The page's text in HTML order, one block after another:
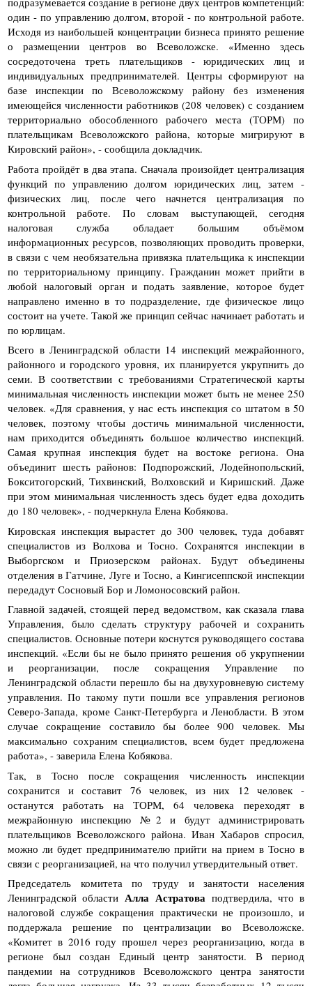
один - по управлению долгом, второй - по контрольной работе.
Исходя из наибольшей концентрации бизнеса принято решение
о размещении центров во Всеволожске. «Именно здесь
сосредоточена треть плательщиков - юридических лиц и
индивидуальных предпринимателей. Центры сформируют на
базе инспекции по Всеволожскому району без изменения
имеющейся численности работников (208 человек) с созданием
территориально обособленного рабочего места (ТОРМ) по
плательщикам Всеволожского района, которые мигрируют в
Кировский район», - сообщила докладчик.
Работа пройдёт в два этапа. Сначала произойдет централизация
функций по управлению долгом юридических лиц, затем -
физических лиц, после чего начнется централизация по
контрольной работе. По словам выступающей, сегодня
налоговая служба обладает большим объёмом
информационных ресурсов, позволяющих проводить проверки,
в связи с чем необязательна привязка плательщика к инспекции
по территориальному принципу. Гражданин может прийти в
любой налоговый орган и подать заявление, которое будет
направлено именно в то подразделение, где физическое лицо
состоит на учете. Такой же принцип сейчас начинает работать и
по юрлицам.
Всего в Ленинградской области 14 инспекций межрайонного,
районного и городского уровня, их планируется укрупнить до
семи. В соответствии с требованиями Стратегической карты
минимальная численность инспекции может быть не менее 250
человек. «Для сравнения, у нас есть инспекция со штатом в 50
человек, поэтому чтобы достичь минимальной численности,
нам приходится объединять большое количество инспекций.
Самая крупная инспекция будет на востоке региона. Она
объединит шесть районов: Подпорожский, Лодейнопольский,
Бокситогорский, Тихвинский, Волховский и Киришский. Даже
при этом минимальная численность здесь будет едва доходить
до 180 человек», - подчеркнула Елена Кобякова.
Кировская инспекция вырастет до 300 человек, туда добавят
специалистов из Волхова и Тосно. Сохранятся инспекции в
Выборгском и Приозерском районах. Будут объединены
отделения в Гатчине, Луге и Тосно, а Кингисеппской инспекции
передадут Сосновый Бор и Ломоносовский район.
Главной задачей, стоящей перед ведомством, как сказала глава
Управления, было сделать структуру рабочей и сохранить
специалистов. Основные потери коснутся руководящего состава
инспекций. «Если бы не было принято решения об укрупнении
и реорганизации, после сокращения Управление по
Ленинградской области перешло бы на двухуровневую систему
управления. По такому пути пошли все управления регионов
Северо-Запада, кроме Санкт-Петербурга и Ленобласти. В этом
случае сокращение составило бы более 900 человек. Мы
максимально сохраним специалистов, всем будет предложена
работа», - заверила Елена Кобякова.
Так, в Тосно после сокращения численность инспекции
сохранится и составит 76 человек, из них 12 человек -
останутся работать на ТОРМ, 64 человека переходят в
межрайонную инспекцию №2 и будут администрировать
плательщиков Всеволожского района. Иван Хабаров спросил,
можно ли будет предпринимателю прийти на прием в Тосно в
связи с реорганизацией, на что получил утвердительный ответ.
Председатель комитета по труду и занятости населения
Ленинградской областиАлла Астратоваподтвердила, что в
налоговой службе сокращения практически не произошло, и
поддержала решение по централизации во Всеволожске.
«Комитет в 2016 году прошел через реорганизацию, когда в
регионе был создан Единый центр занятости. В период
пандемии на сотрудников Всеволожского центра занятости